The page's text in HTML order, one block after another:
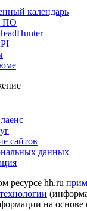
календарь
ПО
сайтов
данных
ресурсе hh.ru
на основе